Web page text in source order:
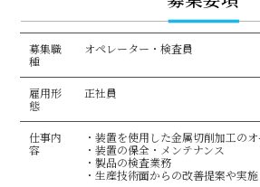
募集職
種
オペレーター・検査員
雇用形
態
正社員
仕事内
容
・装置を使用した金属切削加工の
・装置の保全・メンテナンス
・製品の検査業務
・生産技術面からの改善提案や実施